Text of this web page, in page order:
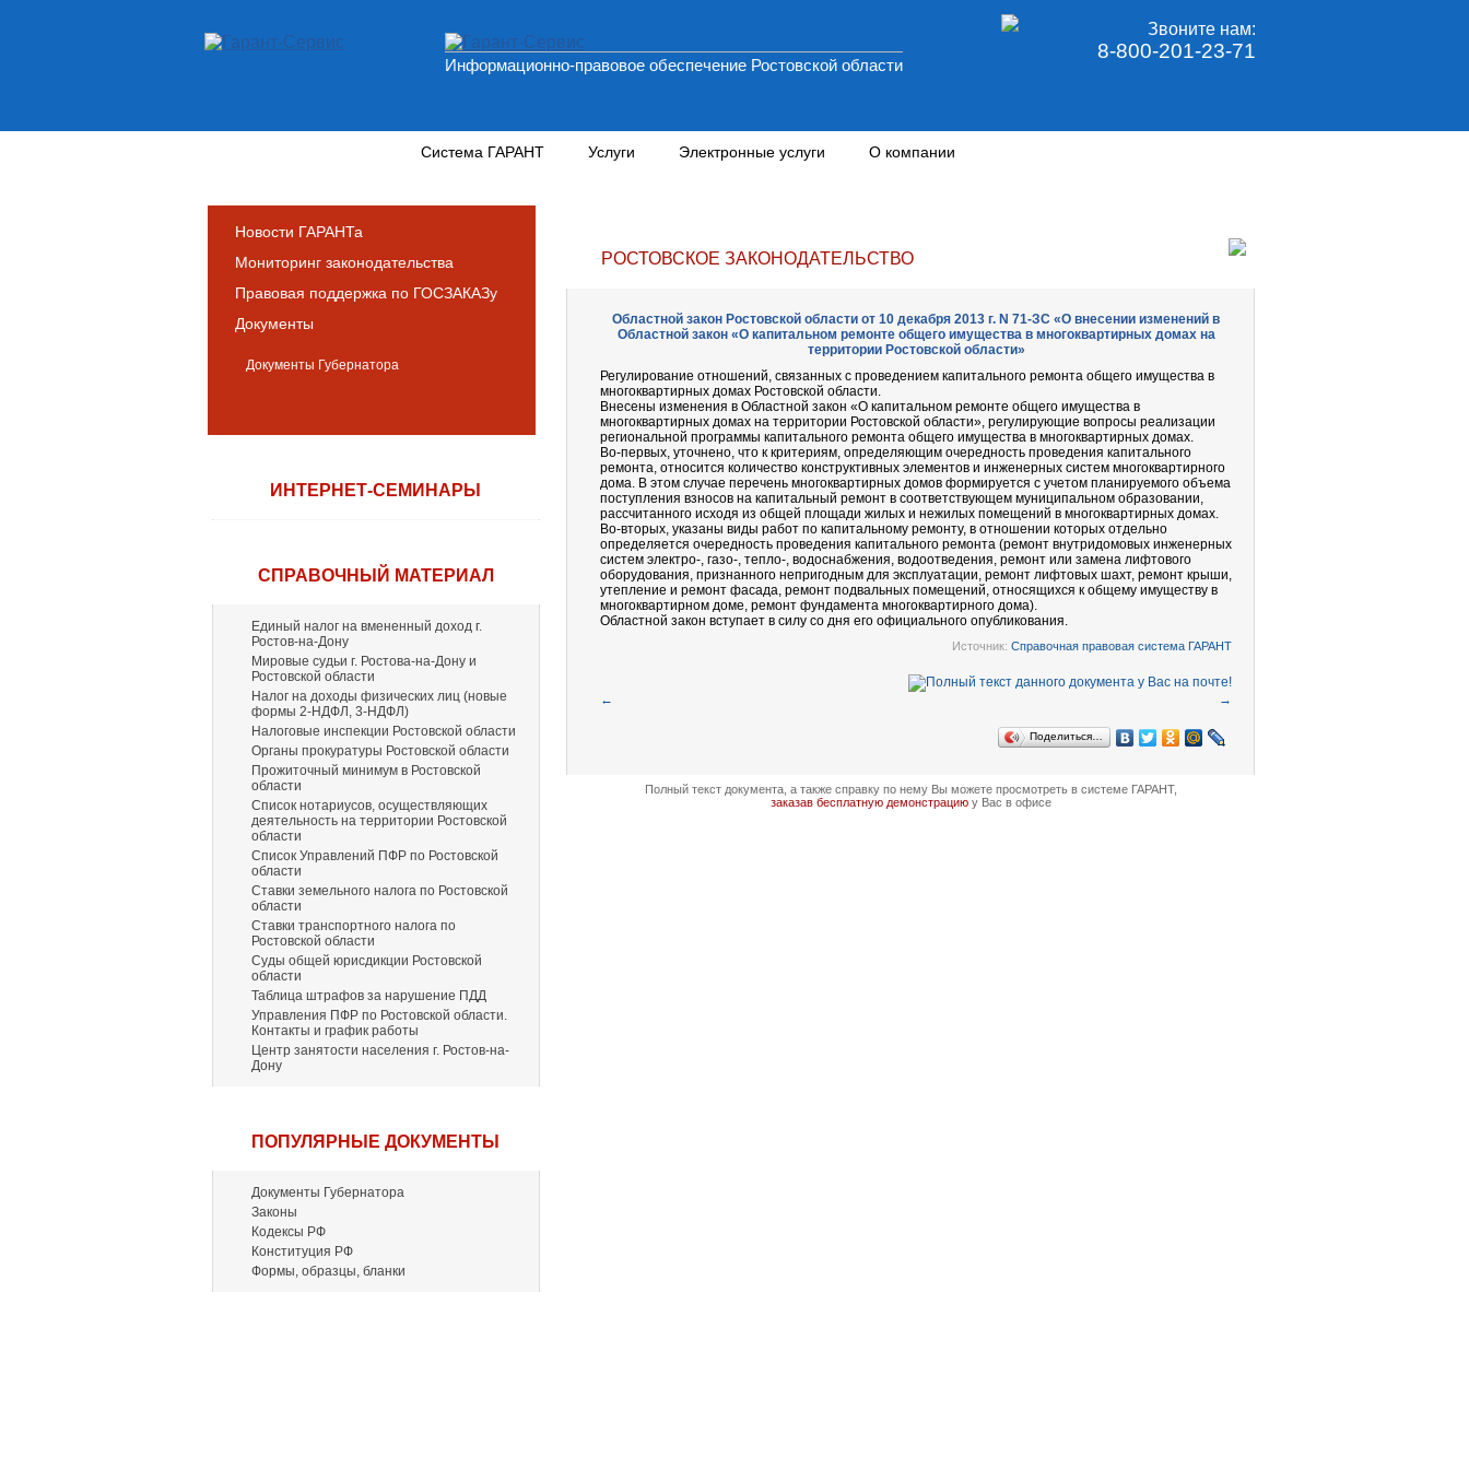
Информационно-правовое обеспечение Ростовской области
Звоните нам:
8-800-201-23-71
Система ГАРАНТ Услуги Электронные услуги О компании
Новости ГАРАНТа
Мониторинг законодательства
Правовая поддержка по ГОСЗАКАЗу
Документы
Документы Губернатора
ИНТЕРНЕТ-СЕМИНАРЫ
СПРАВОЧНЫЙ МАТЕРИАЛ
Единый налог на вмененный доход г.
Ростов-на-Дону
Мировые судьи г. Ростова-на-Дону и
Ростовской области
Налог на доходы физических лиц (новые
формы 2-НДФЛ, 3-НДФЛ)
Налоговые инспекции Ростовской области
Органы прокуратуры Ростовской области
Прожиточный минимум в Ростовской
области
Список нотариусов, осуществляющих
деятельность на территории Ростовской
области
Список Управлений ПФР по Ростовской
области
Ставки земельного налога по Ростовской
области
Ставки транспортного налога по
Ростовской области
Суды общей юрисдикции Ростовской
области
Таблица штрафов за нарушение ПДД
Управления ПФР по Ростовской области.
Контакты и график работы
Центр занятости населения г. Ростов-на-
Дону
ПОПУЛЯРНЫЕ ДОКУМЕНТЫ
Документы Губернатора
Законы
Кодексы РФ
Конституция РФ
Формы, образцы, бланки
РОСТОВСКОЕ ЗАКОНОДАТЕЛЬСТВО
Областной закон Ростовской области от 10 декабря 2013 г. N 71-ЗС «О внесении изменений в
Областной закон «О капитальном ремонте общего имущества в многоквартирных домах на
территории Ростовской области»
Регулирование отношений, связанных с проведением капитального ремонта общего имущества в
многоквартирных домах Ростовской области.
Внесены изменения в Областной закон «О капитальном ремонте общего имущества в
многоквартирных домах на территории Ростовской области», регулирующие вопросы реализации
региональной программы капитального ремонта общего имущества в многоквартирных домах.
Во-первых, уточнено, что к критериям, определяющим очередность проведения капитального
ремонта, относится количество конструктивных элементов и инженерных систем многоквартирного
дома. В этом случае перечень многоквартирных домов формируется с учетом планируемого объема
поступления взносов на капитальный ремонт в соответствующем муниципальном образовании,
рассчитанного исходя из общей площади жилых и нежилых помещений в многоквартирных домах.
Во-вторых, указаны виды работ по капитальному ремонту, в отношении которых отдельно
определяется очередность проведения капитального ремонта (ремонт внутридомовых инженерных
систем электро-, газо-, тепло-, водоснабжения, водоотведения, ремонт или замена лифтового
оборудования, признанного непригодным для эксплуатации, ремонт лифтовых шахт, ремонт крыши,
утепление и ремонт фасада, ремонт подвальных помещений, относящихся к общему имуществу в
многоквартирном доме, ремонт фундамента многоквартирного дома).
Областной закон вступает в силу со дня его официального опубликования.
Источник: Справочная правовая система ГАРАНТ
← →
Поделиться…
Полный текст документа, а также справку по нему Вы можете просмотреть в системе ГАРАНТ,
заказав бесплатную демонстрациюу Вас в офисе